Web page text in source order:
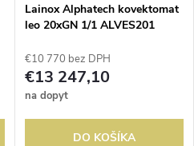
Lainox Alphatech kovektomat
leo 20xGN 1/1 ALVES201
€10 770 bez DPH
€13 247,10
na dopyt
DO KOŠÍKA